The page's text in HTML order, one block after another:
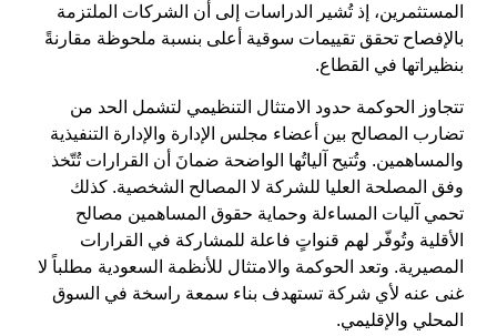
المستثمرين، إذ تُشير الدراسات إلى أن الشركات الملتزمة
بالإفصاح تحقق تقييمات سوقية أعلى بنسبة ملحوظة مقارنةً
بنظيراتها في القطاع.
تتجاوز الحوكمة حدود الامتثال التنظيمي لتشمل الحد من
تضارب المصالح بين أعضاء مجلس الإدارة والإدارة التنفيذية
والمساهمين. وتُتيح آلياتُها الواضحة ضمانَ أن القرارات تُتّخذ
وفق المصلحة العليا للشركة لا المصالح الشخصية. كذلك
تحمي آليات المساءلة وحماية حقوق المساهمين مصالح
الأقلية وتُوفّر لهم قنواتٍ فاعلة للمشاركة في القرارات
المصيرية. وتعد الحوكمة والامتثال للأنظمة السعودية مطلباً لا
غنى عنه لأي شركة تستهدف بناء سمعة راسخة في السوق
المحلي والإقليمي.